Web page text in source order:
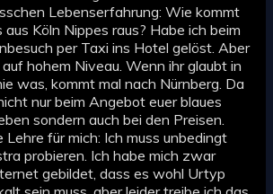
Lebenserfahrung: Wie kommt
Köln Nippes raus? Habe ich beim
per Taxi ins Hotel gelöst. Aber
hohem Niveau. Wenn ihr glaubt in
was, kommt mal nach Nürnberg. Da
nur beim Angebot euer blaues
sondern auch bei den Preisen.
Lehre für mich: Ich muss unbedingt
probieren. Ich habe mich zwar
gebildet, dass es wohl Urtyp